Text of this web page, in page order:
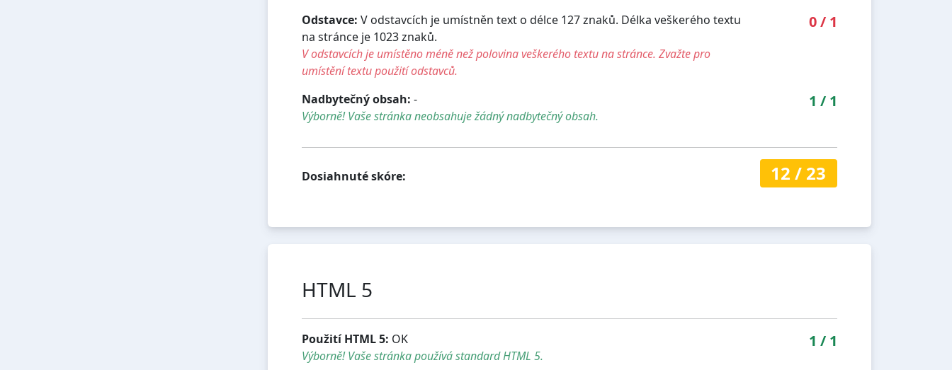
Odstavce: V odstavcích je umístněn text o délce 127 znaků. Délka veškerého textu
na stránce je 1023 znaků.
V odstavcích je umístěno méně než polovina veškerého textu na stránce. Zvažte pro
umístění textu použití odstavců.
0/ 1
Nadbytečný obsah: -
Výborně! Vaše stránka neobsahuje žádný nadbytečný obsah.
1 / 1
Dosiahnuté skóre: 12 / 23
HTML 5
Použití HTML 5: OK
Výborně! Vaše stránka používá standard HTML 5.
1 / 1